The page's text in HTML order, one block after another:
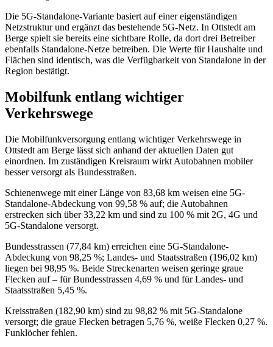
Die 5G-Standalone-Variante basiert auf einer eigenständigen
Netzstruktur und ergänzt das bestehende 5G-Netz. In Ottstedt am
Berge spielt sie bereits eine sichtbare Rolle, da dort drei Betreiber
ebenfalls Standalone-Netze betreiben. Die Werte für Haushalte und
Flächen sind identisch, was die Verfügbarkeit von Standalone in der
Region bestätigt.
Mobilfunk entlang wichtiger
Verkehrswege
Die Mobilfunkversorgung entlang wichtiger Verkehrswege in
Ottstedt am Berge lässt sich anhand der aktuellen Daten gut
einordnen. Im zuständigen Kreisraum wirkt Autobahnen mobiler
besser versorgt als Bundesstraßen.
Schienenwege mit einer Länge von 83,68 km weisen eine 5G-
Standalone-Abdeckung von 99,58 % auf; die Autobahnen
erstrecken sich über 33,22 km und sind zu 100 % mit 2G, 4G und
5G-Standalone versorgt.
Bundesstrassen (77,84 km) erreichen eine 5G-Standalone-
Abdeckung von 98,25 %; Landes- und Staatsstraßen (196,02 km)
liegen bei 98,95 %. Beide Streckenarten weisen geringe graue
Flecken auf – für Bundesstrassen 4,69 % und für Landes- und
Staatsstraßen 5,45 %.
Kreisstraßen (182,90 km) sind zu 98,82 % mit 5G-Standalone
versorgt; die graue Flecken betragen 5,76 %, weiße Flecken 0,27 %.
Funklöcher fehlen.